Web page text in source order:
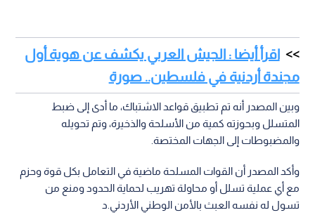
اقرأ أيضا : الجيش العربي يكشف عن هوية أول
مجندة أردنية في فلسطين.. صورة
وبين المصدر أنه تم تطبيق قواعد الاشتباك، ما أدى إلى ضبط
المتسلل وبحوزته كمية من الأسلحة والذخيرة، وتم تحويله
والمضبوطات إلى الجهات المختصة.
وأكد المصدر أن القوات المسلحة ماضية في التعامل بكل قوة وحزم
مع أي عملية تسلل أو محاولة تهريب لحماية الحدود ومنع من
تسول له نفسه العبث بالأمن الوطني الأردني.د